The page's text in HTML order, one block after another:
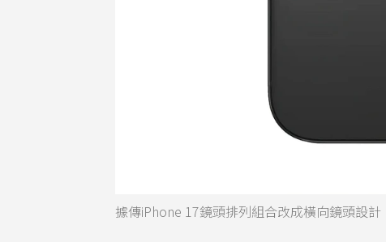
據傳iPhone 17鏡頭排列組合改成橫向鏡頭設